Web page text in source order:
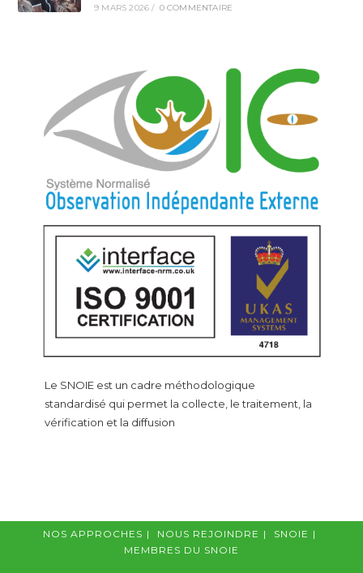
9 MARS 2026 / 0 COMMENTAIRE
Le SNOIE est un cadre méthodologique
standardisé qui permet la collecte, le traitement, la
vérification et la diffusion
NOS APPROCHES NOUS REJOINDRE
SNOIE
MEMBRES DU SNOIE